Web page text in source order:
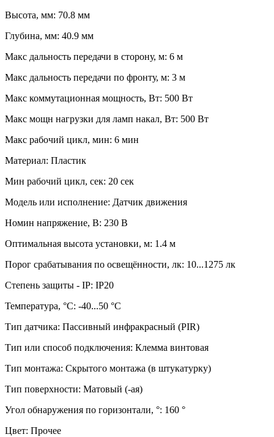
Высота, мм: 70.8 мм
Глубина, мм: 40.9 мм
Макс дальность передачи в сторону, м: 6 м
Макс дальность передачи по фронту, м: 3 м
Макс коммутационная мощность, Вт: 500 Вт
Макс мощн нагрузки для ламп накал, Вт: 500 Вт
Макс рабочий цикл, мин: 6 мин
Материал: Пластик
Мин рабочий цикл, сек: 20 сек
Модель или исполнение: Датчик движения
Номин напряжение, В: 230 В
Оптимальная высота установки, м: 1.4 м
Порог срабатывания по освещённости, лк: 10...1275 лк
Степень защиты - IP: IP20
Температура, °C: -40...50 °C
Тип датчика: Пассивный инфракрасный (PIR)
Тип или способ подключения: Клемма винтовая
Тип монтажа: Скрытого монтажа (в штукатурку)
Тип поверхности: Матовый (-ая)
Угол обнаружения по горизонтали, °: 160 °
Цвет: Прочее